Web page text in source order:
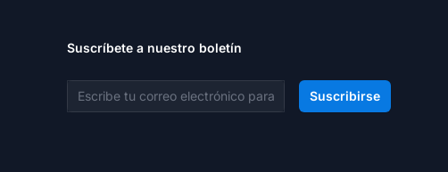
Suscríbete a nuestro boletín
Dirección de correo electrónico Suscribirse